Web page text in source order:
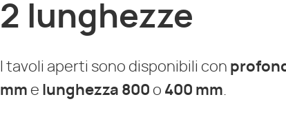
2 lunghezze
I tavoli aperti sono disponibili con
mm e lunghezza 800 o 400 mm